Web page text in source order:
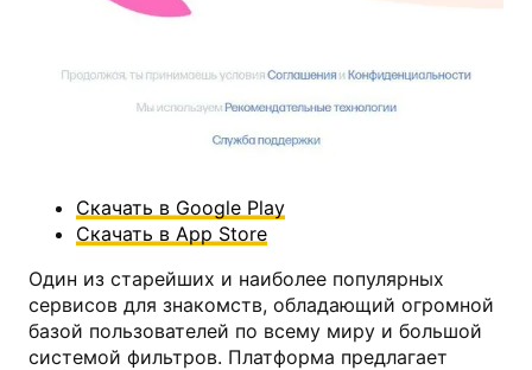
Скачать в Google Play
Скачать в App Store
Один из старейших и наиболее популярных
сервисов для знакомств, обладающий огромной
базой пользователей по всему миру и большой
системой фильтров. Платформа предлагает